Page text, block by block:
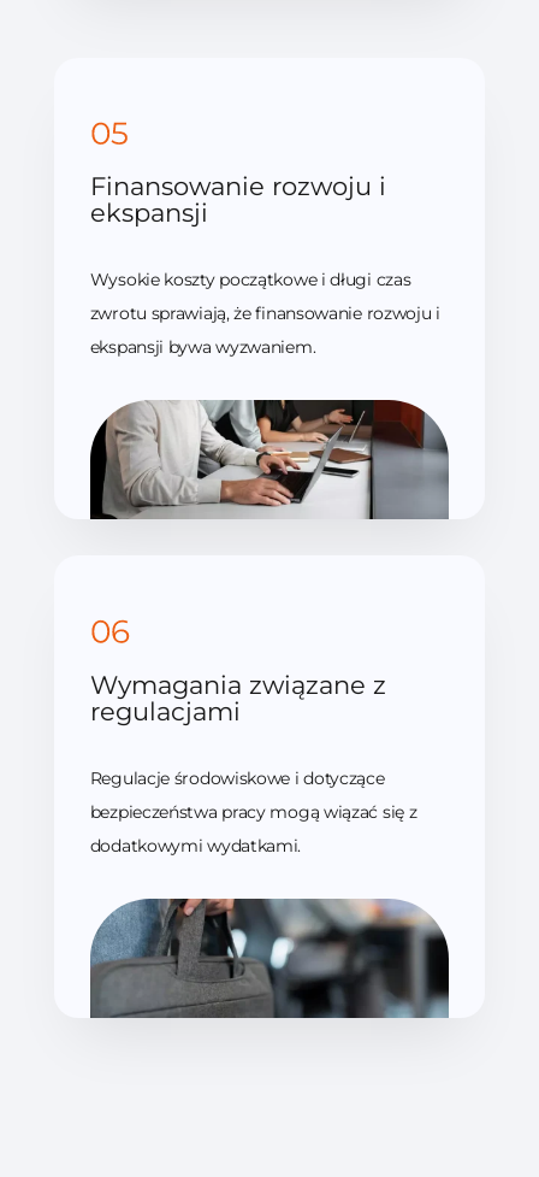
Finansowanie rozwoju i
ekspansji
Wysokie koszty początkowe i długi czas
zwrotu sprawiają, że finansowanie rozwoju i
ekspansji bywa wyzwaniem.
Wymagania związane z
regulacjami
Regulacje środowiskowe i dotyczące
bezpieczeństwa pracy mogą wiązać się z
dodatkowymi wydatkami.